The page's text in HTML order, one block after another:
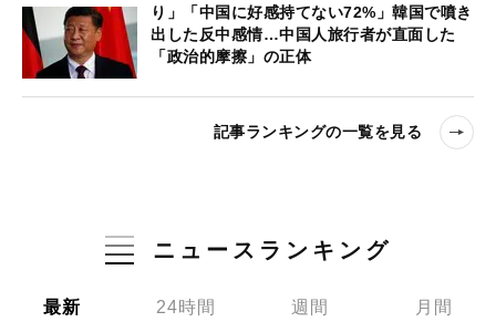
り」「中国に好感持てない72%」韓国で噴き
出した反中感情…中国人旅行者が直面した
「政治的摩擦」の正体
記事ランキングの一覧を見る
ニュースランキング
最新 24時間 週間 月間